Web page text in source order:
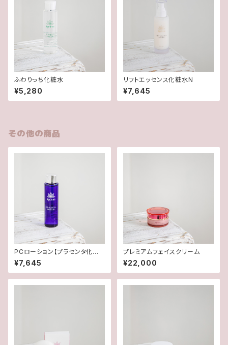
ふわりっち化粧水
¥5,280
リフトエッセンス化粧水N
¥7,645
その他の商品
PCローション【プラセンタ化粧
水】
¥7,645
プレミアムフェイスクリーム
¥22,000